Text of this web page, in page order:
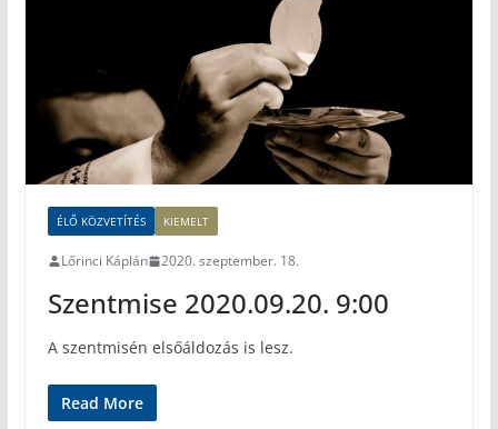
ÉLŐ KÖZVETÍTÉS KIEMELT
Lőrinci Káplán 2020. szeptember. 18.
Szentmise 2020.09.20. 9:00
A szentmisén elsőáldozás is lesz.
Read More